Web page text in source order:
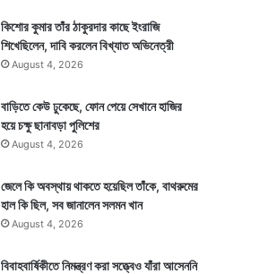
কিশোর কুমার তাঁর ঠাকুরদার কাছে ইংরাজি
শিখেছিলেন, দাবি করলেন বিখ্যাত অভিনেত্রী
August 4, 2026
বাড়িতে কেউ ঢুকেছে, ফোন পেয়ে সেখানে হাজির
হয়ে চক্ষু ছানাবড়া পুলিশের
August 4, 2026
জেলে কি অবস্থায় থাকতে হয়েছিল তাঁকে, বাথরুমের
হাল কি ছিল, সব জানালেন সলমন খান
August 4, 2026
বিবাহবার্ষিকীতে নিমন্ত্রণ করা সত্ত্বেও যাঁরা আসেননি